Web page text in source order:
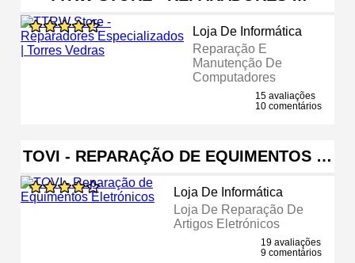
Loja De Informática
Reparação E
Manutenção De
Computadores
15 avaliações
10 comentários
TOVI - REPARAÇÃO DE EQUIMENTOS …
Loja De Informática
Loja De Reparação De
Artigos Eletrónicos
19 avaliações
9 comentários